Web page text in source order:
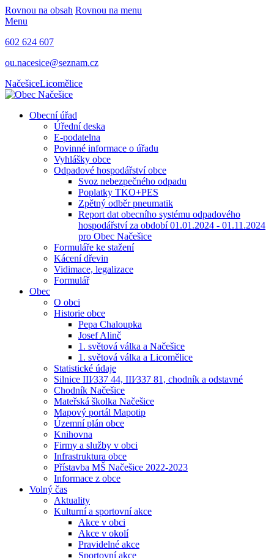
Rovnou na obsah Rovnou na menu
Menu
602 624 607
ou.nacesice@seznam.cz
NačešiceLicomělice
Obecní úřad
Úřední deska
E-podatelna
Povinné informace o úřadu
Vyhlášky obce
Odpadové hospodářství obce
Svoz nebezpečného odpadu
Poplatky TKO+PES
Zpětný odběr pneumatik
Report dat obecního systému odpadového
hospodářství za období 01.01.2024 - 01.11.2024
pro Obec Načešice
Formuláře ke stažení
Kácení dřevin
Vidimace, legalizace
Formulář
Obec
O obci
Historie obce
Pepa Chaloupka
Josef Alinč
1. světová válka a Načešice
1. světová válka a Licomělice
Statistické údaje
Silnice III⁄337 44, III⁄337 81, chodník a odstavné
Chodník Načešice
Mateřská školka Načešice
Mapový portál Mapotip
Územní plán obce
Knihovna
Firmy a služby v obci
Infrastruktura obce
Přístavba MŠ Načešice 2022-2023
Informace z obce
Volný čas
Aktuality
Kulturní a sportovní akce
Akce v obci
Akce v okolí
Pravidelné akce
Sportovní akce